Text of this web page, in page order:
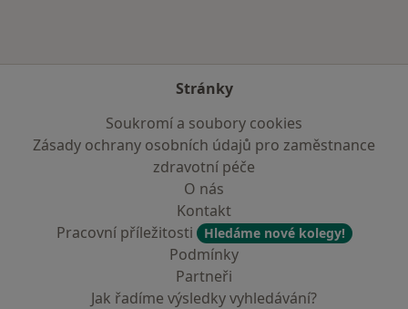
Stránky
Soukromí a soubory cookies
Zásady ochrany osobních údajů pro zaměstnance
zdravotní péče
O nás
Kontakt
Pracovní příležitosti
Hledáme nové kolegy!
Podmínky
Partneři
Jak řadíme výsledky vyhledávání?